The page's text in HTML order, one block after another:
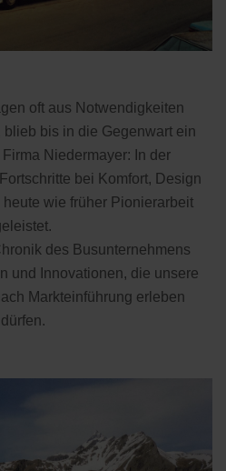
oft aus Notwendigkeiten
blieb bis in die Gegenwart ein
Niedermayer: In der
bei Komfort, Design
wie früher Pionierarbeit
des Busunternehmens
und Innovationen, die unsere
Markteinführung erleben
dürfen.